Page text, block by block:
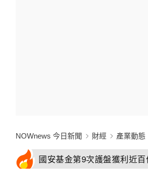
NOWnews 今日新聞 財經 產業動態
國安基金第9次護盤獲利近